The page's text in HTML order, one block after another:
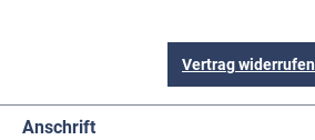
Vertrag widerrufen
Anschrift